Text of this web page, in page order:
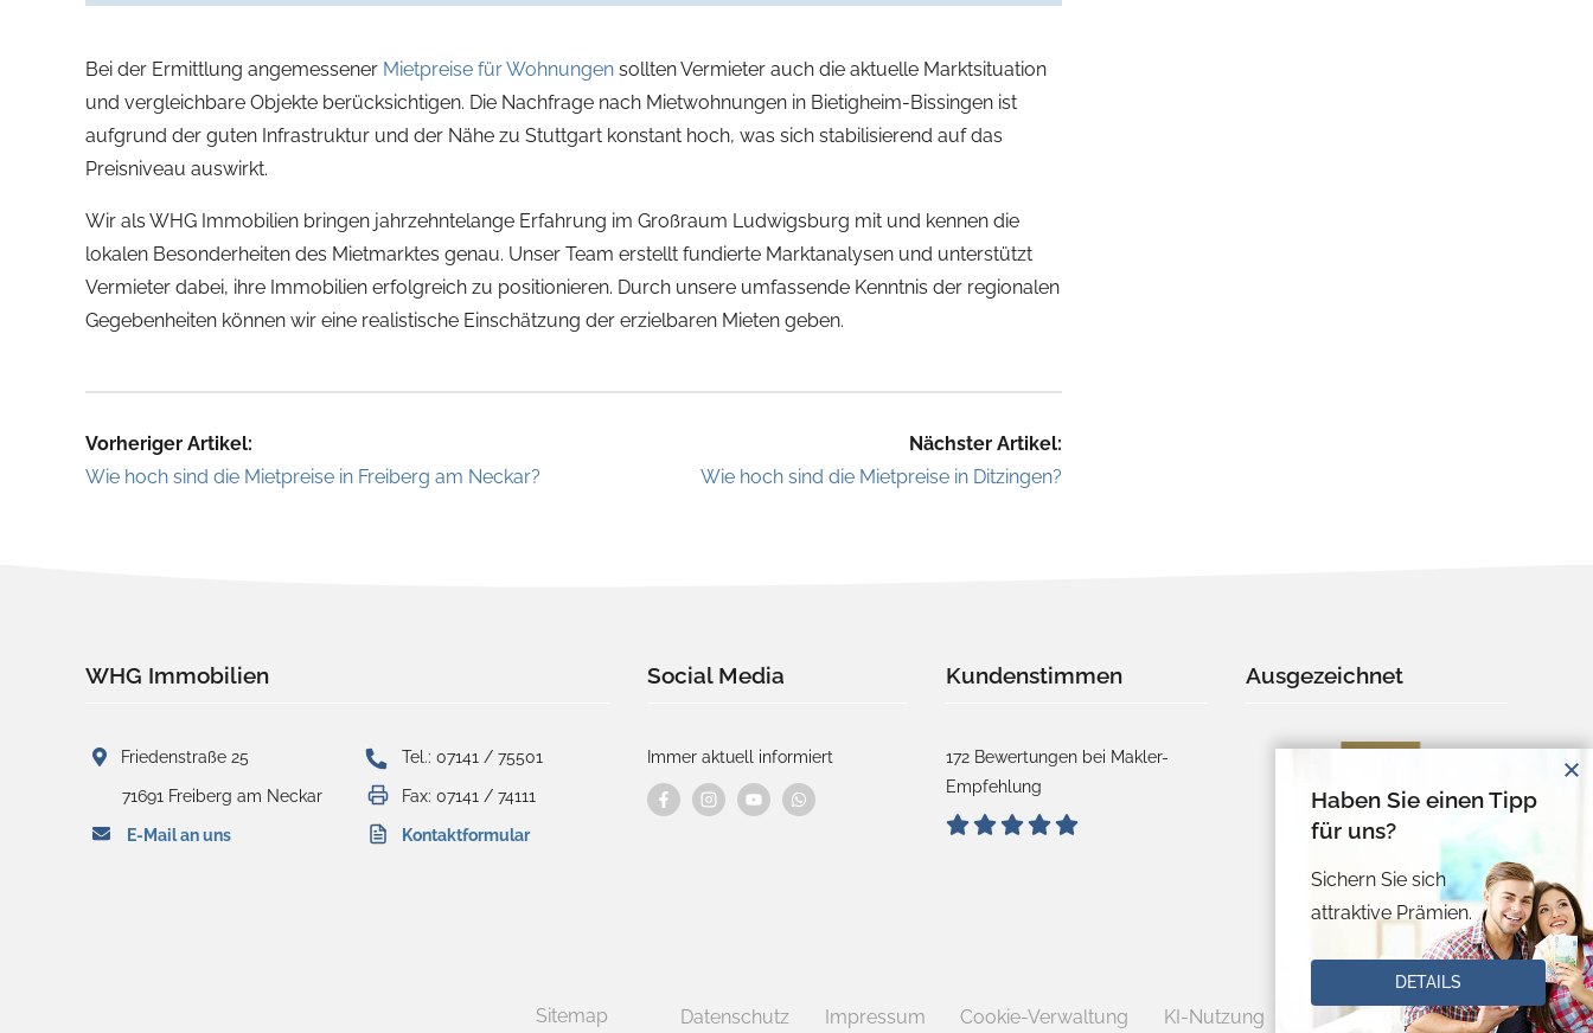
Sitemap
Bei der Ermittlung angemessener Mietpreise für Wohnungen sollten Vermieter auch die aktuelle Marktsituation
und vergleichbare Objekte berücksichtigen. Die Nachfrage nach Mietwohnungen in Bietigheim-Bissingen ist
aufgrund der guten Infrastruktur und der Nähe zu Stuttgart konstant hoch, was sich stabilisierend auf das
Preisniveau auswirkt.
Wir als WHG Immobilien bringen jahrzehntelange Erfahrung im Großraum Ludwigsburg mit und kennen die
lokalen Besonderheiten des Mietmarktes genau. Unser Team erstellt fundierte Marktanalysen und unterstützt
Vermieter dabei, ihre Immobilien erfolgreich zu positionieren. Durch unsere umfassende Kenntnis der regionalen
Gegebenheiten können wir eine realistische Einschätzung der erzielbaren Mieten geben.
Vorheriger Artikel:
Wie hoch sind die Mietpreise in Freiberg am Neckar?
Nächster Artikel:
Wie hoch sind die Mietpreise in Ditzingen?
WHG Immobilien
Friedenstraße 25
71691 Freiberg am Neckar
E-Mail an uns
Tel.: 07141 / 75501
Fax: 07141 / 74111
Kontaktformular
Social Media
Immer aktuell informiert
Kundenstimmen
172 Bewertungen bei Makler-
Empfehlung
Ausgezeichnet
Datenschutz Impressum Cookie-Verwaltung KI-Nutzung Vertrag widerrufen
Haben Sie einen Tipp
für uns?
Sichern Sie sich
attraktive Prämien.
DETAILS